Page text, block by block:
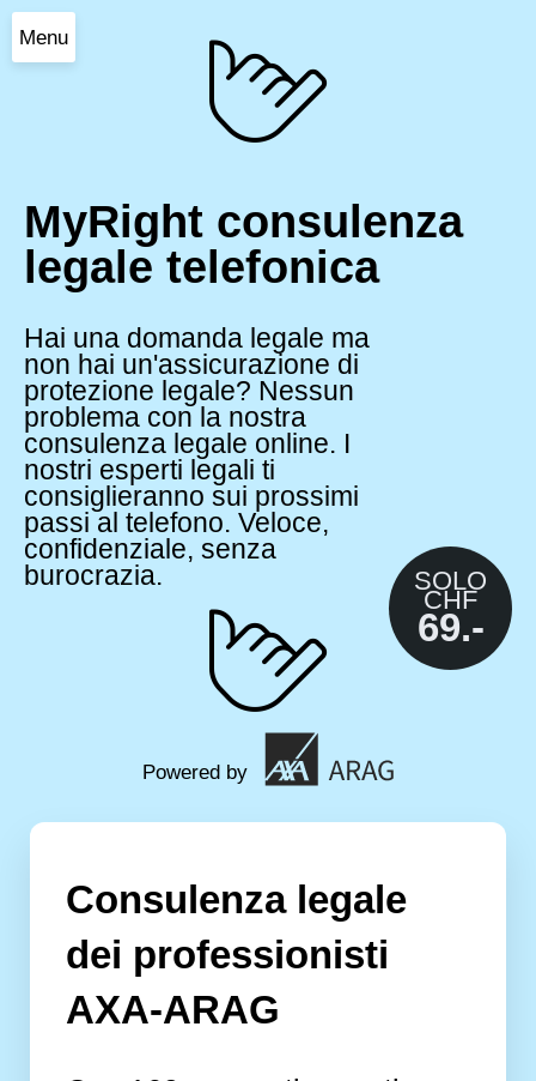
Menu
MyRight consulenza
legale telefonica
Hai una domanda legale ma
non hai un'assicurazione di
protezione legale? Nessun
problema con la nostra
consulenza legale online. I
nostri esperti legali ti
consiglieranno sui prossimi
passi al telefono. Veloce,
confidenziale, senza
burocrazia.
SOLO
CHF
69.-
Powered by
Consulenza legale
dei professionisti
AXA-ARAG